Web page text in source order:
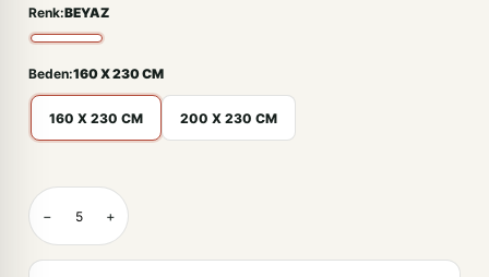
Renk:BEYAZ
Beden:160 X 230 CM
160 X 230 CM 200 X 230 CM
BEYAZ-200 X 230 CM · +221,00TL
− +